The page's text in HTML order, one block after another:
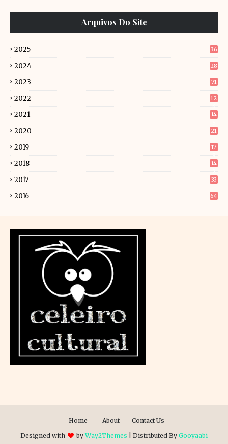
Arquivos Do Site
2025 36
2024 28
2023 71
2022
12
2021
14
2020 21
2019
17
2018
14
2017 33
2016 64
Home About
Contact Us
Designed with
byWay2Themes | Distributed By Gooyaabi